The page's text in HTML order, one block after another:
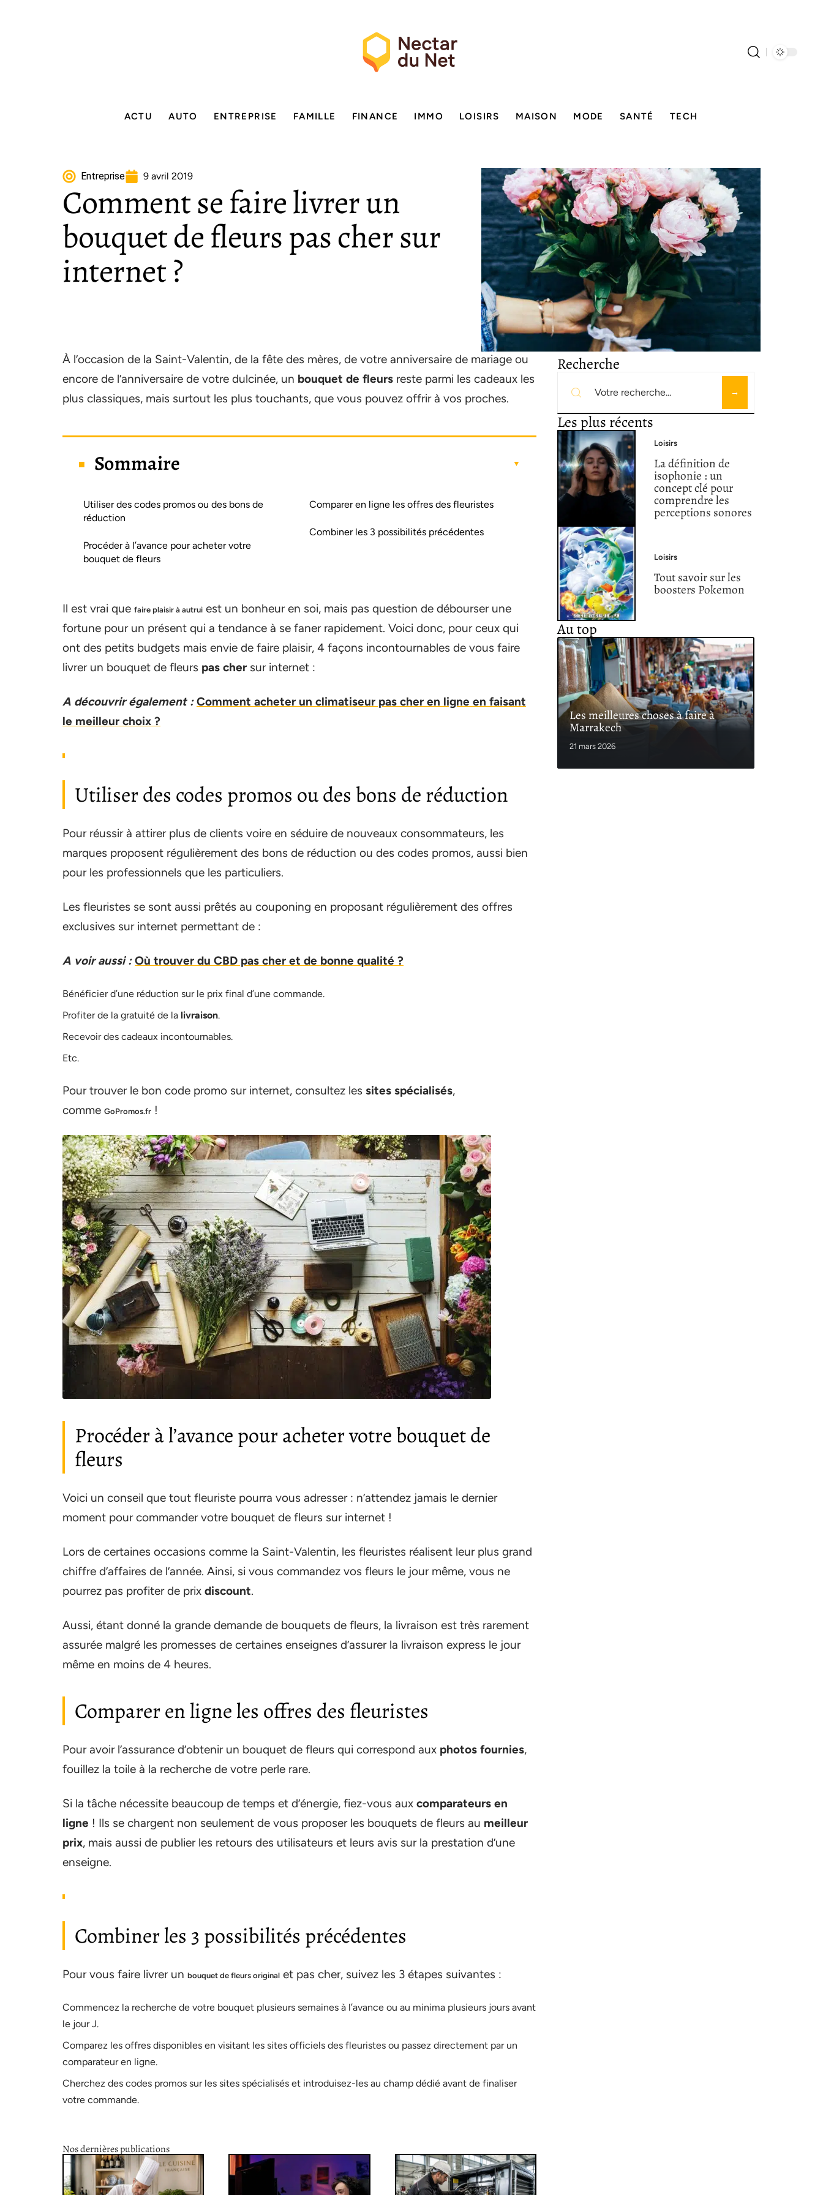
ACTU AUTO ENTREPRISE FAMILLE FINANCE IMMO LOISIRS MAISON MODE SANTÉ TECH
Entreprise 9 avril 2019
Comment se faire livrer un
bouquet de fleurs pas cher sur
internet ?
À l’occasion de la Saint-Valentin, de la fête des mères, de votre anniversaire de mariage ou
encore de l’anniversaire de votre dulcinée, un bouquet de fleurs reste parmi les cadeaux les
plus classiques, mais surtout les plus touchants, que vous pouvez offrir à vos proches.
Sommaire
Utiliser des codes promos ou des bons de
réduction
Procéder à l’avance pour acheter votre
bouquet de fleurs
Comparer en ligne les offres des fleuristes
Combiner les 3 possibilités précédentes
Il est vrai que faire plaisir à autrui est un bonheur en soi, mais pas question de débourser une
fortune pour un présent qui a tendance à se faner rapidement. Voici donc, pour ceux qui
ont des petits budgets mais envie de faire plaisir, 4 façons incontournables de vous faire
livrer un bouquet de fleurs pas cher sur internet :
A découvrir également : Comment acheter un climatiseur pas cher en ligne en faisant
le meilleur choix ?
Utiliser des codes promos ou des bons de réduction
Pour réussir à attirer plus de clients voire en séduire de nouveaux consommateurs, les
marques proposent régulièrement des bons de réduction ou des codes promos, aussi bien
pour les professionnels que les particuliers.
Les fleuristes se sont aussi prêtés au couponing en proposant régulièrement des offres
exclusives sur internet permettant de :
A voir aussi : Où trouver du CBD pas cher et de bonne qualité ?
Bénéficier d’une réduction sur le prix final d’une commande.
Profiter de la gratuité de la livraison.
Recevoir des cadeaux incontournables.
Etc.
Pour trouver le bon code promo sur internet, consultez les sites spécialisés,
comme GoPromos.fr !
Procéder à l’avance pour acheter votre bouquet de
fleurs
Voici un conseil que tout fleuriste pourra vous adresser : n’attendez jamais le dernier
moment pour commander votre bouquet de fleurs sur internet !
Lors de certaines occasions comme la Saint-Valentin, les fleuristes réalisent leur plus grand
chiffre d’affaires de l’année. Ainsi, si vous commandez vos fleurs le jour même, vous ne
pourrez pas profiter de prix discount.
Aussi, étant donné la grande demande de bouquets de fleurs, la livraison est très rarement
assurée malgré les promesses de certaines enseignes d’assurer la livraison express le jour
même en moins de 4 heures.
Comparer en ligne les offres des fleuristes
Pour avoir l’assurance d’obtenir un bouquet de fleurs qui correspond aux photos fournies,
fouillez la toile à la recherche de votre perle rare.
Si la tâche nécessite beaucoup de temps et d’énergie, fiez-vous aux comparateurs en
ligne ! Ils se chargent non seulement de vous proposer les bouquets de fleurs au meilleur
prix, mais aussi de publier les retours des utilisateurs et leurs avis sur la prestation d’une
enseigne.
Combiner les 3 possibilités précédentes
Pour vous faire livrer un bouquet de fleurs original et pas cher, suivez les 3 étapes suivantes :
Commencez la recherche de votre bouquet plusieurs semaines à l’avance ou au minima plusieurs jours avant
le jour J.
Comparez les offres disponibles en visitant les sites officiels des fleuristes ou passez directement par un
comparateur en ligne.
Cherchez des codes promos sur les sites spécialisés et introduisez-les au champ dédié avant de finaliser
votre commande.
Nos dernières publications
Recherche
Les plus récents
Loisirs
La définition de
isophonie : un
concept clé pour
comprendre les
perceptions sonores
Loisirs
Tout savoir sur les
boosters Pokemon
Au top
Les meilleures choses à faire à
Marrakech
21 mars 2026